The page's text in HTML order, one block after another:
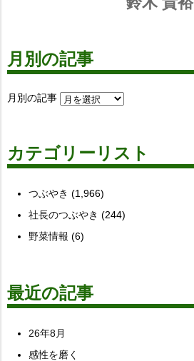
月別の記事
月別の記事
カテゴリーリスト
つぶやき (1,966)
社長のつぶやき (244)
野菜情報 (6)
最近の記事
26年8月
感性を磨く